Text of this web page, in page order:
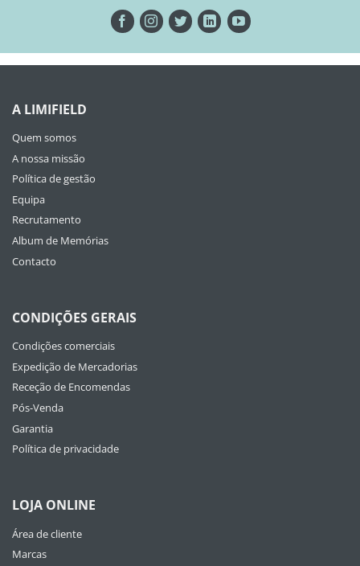
A LIMIFIELD
Quem somos
A nossa missão
Política de gestão
Equipa
Recrutamento
Album de Memórias
Contacto
CONDIÇÕES GERAIS
Condições comerciais
Expedição de Mercadorias
Receção de Encomendas
Pós-Venda
Garantia
Política de privacidade
LOJA ONLINE
Área de cliente
Marcas